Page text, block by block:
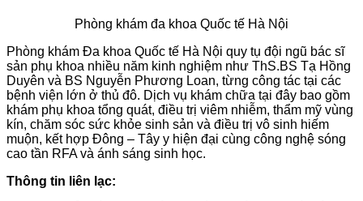
Phòng khám đa khoa Quốc tế Hà Nội
Phòng khám Đa khoa Quốc tế Hà Nội quy tụ đội ngũ bác sĩ
sản phụ khoa nhiều năm kinh nghiệm như ThS.BS Tạ Hồng
Duyên và BS Nguyễn Phương Loan, từng công tác tại các
bệnh viện lớn ở thủ đô. Dịch vụ khám chữa tại đây bao gồm
khám phụ khoa tổng quát, điều trị viêm nhiễm, thẩm mỹ vùng
kín, chăm sóc sức khỏe sinh sản và điều trị vô sinh hiếm
muộn, kết hợp Đông – Tây y hiện đại cùng công nghệ sóng
cao tần RFA và ánh sáng sinh học.
Thông tin liên lạc: